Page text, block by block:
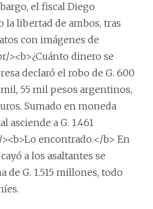
el fiscal Diego
la libertad de ambos, tras
con imágenes de
><b>¿Cuánto dinero se
declaró el robo de G. 600
55 mil pesos argentinos,
Sumado en moneda
asciende a G. 1.461
encontrado.</b> En
a los asaltantes se
de G. 1.515 millones, todo